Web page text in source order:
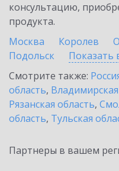
консультацию,
продукта.
Москва
Королев
Подольск
Показать
Смотрите также:
область,
Рязанская область,
область, Тульская
Партнеры в вашем